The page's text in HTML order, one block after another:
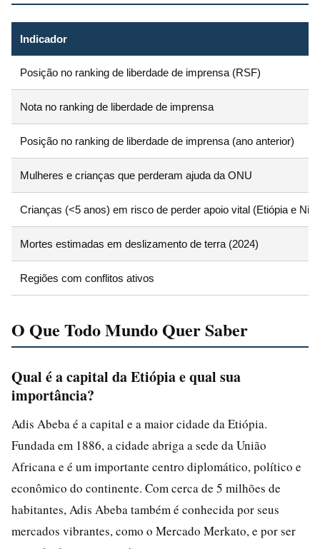
Indicador
Posição no ranking de liberdade de imprensa (RSF)
Nota no ranking de liberdade de imprensa
Posição no ranking de liberdade de imprensa (ano anterior)
Mulheres e crianças que perderam ajuda da ONU
Crianças (<5 anos) em risco de perder apoio vital (Etiópia e
Mortes estimadas em deslizamento de terra (2024)
Regiões com conflitos ativos
O Que Todo Mundo Quer Saber
Qual é a capital da Etiópia e qual sua
importância?
Adis Abeba é a capital e a maior cidade da Etiópia.
Fundada em 1886, a cidade abriga a sede da União
Africana e é um importante centro diplomático, político e
econômico do continente. Com cerca de 5 milhões de
habitantes, Adis Abeba também é conhecida por seus
mercados vibrantes, como o Mercado Merkato, e por ser